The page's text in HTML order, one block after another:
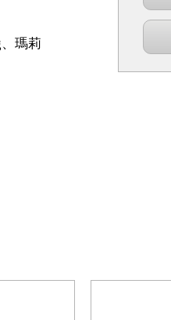
瑪莉